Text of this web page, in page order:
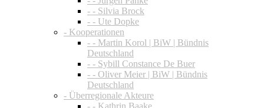
- - Silvia Brock
- - Ute Dopke
- Kooperationen
- - Martin Korol | BiW | Bündnis
Deutschland
- - Sybill Constance De Buer
- - Oliver Meier | BiW | Bündnis
Deutschland
- Überregionale Akteure
- - Kathrin Baake